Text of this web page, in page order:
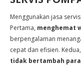
Menggunakan jasa
Pertama, menghemat
berpengalaman
cepat dan efisien.
tidak bertambah